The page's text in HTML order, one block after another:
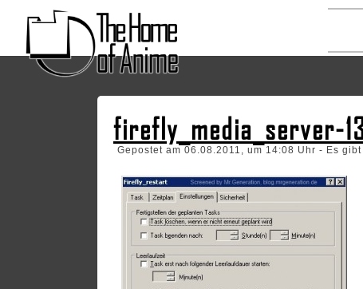
firefly_media_server-
Gepostet am 06.08.2011, um 14:08 Uhr - Es